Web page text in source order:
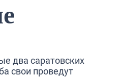
два саратовских
свои проведут